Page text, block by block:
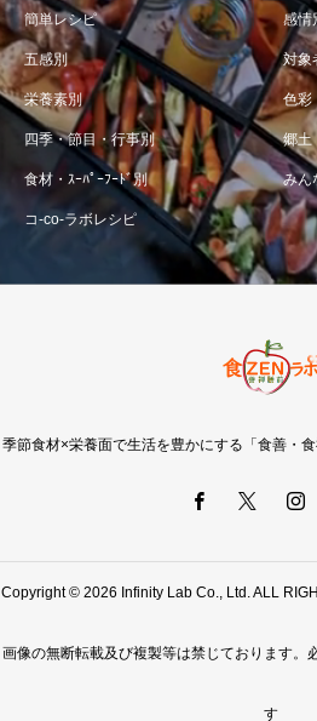
簡単レシピ 感情
五感別 対象
栄養素別 色彩
四季・節目・行事別 郷土
食材・ｽｰﾊﾟｰﾌｰﾄﾞ別 みん
コ-co-ラボレシピ
季節食材×栄養面で生活を豊かにする「食善・
Copyright © 2026 Infinity Lab Co., Ltd. ALL
画像の無断転載及び複製等は禁じております。
す